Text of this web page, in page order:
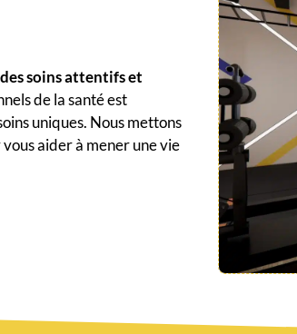
soins attentifs et
de la santé est
uniques. Nous mettons
aider à mener une vie